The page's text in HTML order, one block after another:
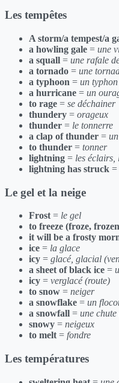
Les tempêtes
A storm/a tempest/a
a howling gale = une
a squall = une rafale
a tornado = une
a typhoon = un typhon
a hurricane = un
to rage = se déchainer
thundery = orageux
thunder = le tonnerre
a clap of thunder =
to thunder = tonner
lightning = les éclairs,
lightning has struck =
Le gel et la neige
Frost= le gel
to freeze (froze,
it will be a frosty
ice = la glace
icy = glacé, glacial
a sheet of black ice =
icy = verglacé (route)
to snow = neiger
a snowflake = un
a snowfall = une chute
snowy = neigeux
to melt= fondre
Les températures